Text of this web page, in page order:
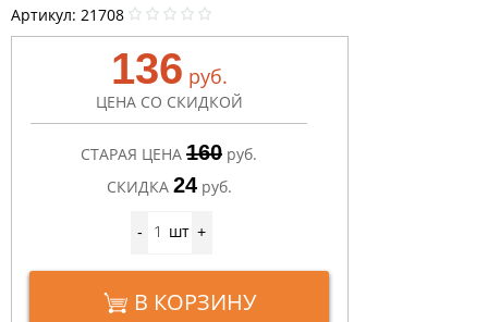
Артикул: 21708
136 руб.
ЦЕНА СО СКИДКОЙ
СТАРАЯ ЦЕНА 160 руб.
СКИДКА 24 руб.
- шт +
В КОРЗИНУ